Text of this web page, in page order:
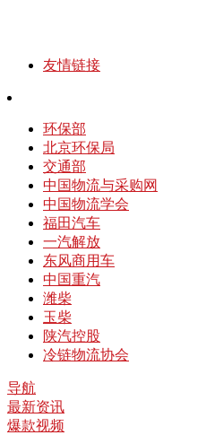
友情链接
环保部
北京环保局
交通部
中国物流与采购网
中国物流学会
福田汽车
一汽解放
东风商用车
中国重汽
潍柴
玉柴
陕汽控股
冷链物流协会
导航
最新资讯
爆款视频